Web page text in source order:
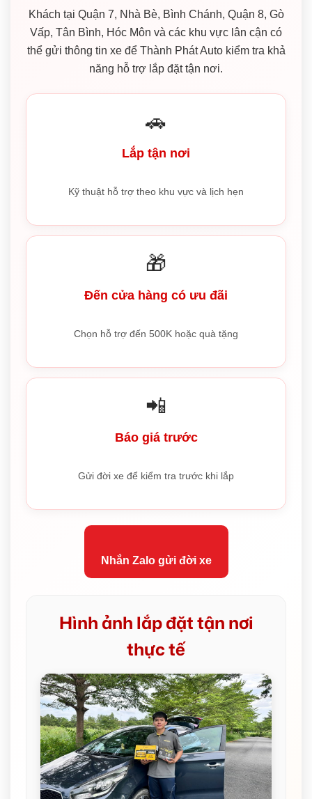
Khách tại Quận 7, Nhà Bè, Bình Chánh, Quận 8, Gò
Vấp, Tân Bình, Hóc Môn và các khu vực lân cận có
thể gửi thông tin xe để Thành Phát Auto kiểm tra khả
năng hỗ trợ lắp đặt tận nơi.
🚗
Lắp tận nơi
Kỹ thuật hỗ trợ theo khu vực và lịch hẹn
🎁
Đến cửa hàng có ưu đãi
Chọn hỗ trợ đến 500K hoặc quà tặng
📲
Báo giá trước
Gửi đời xe để kiểm tra trước khi lắp
Nhắn Zalo gửi đời xe
Hình ảnh lắp đặt tận nơi
thực tế